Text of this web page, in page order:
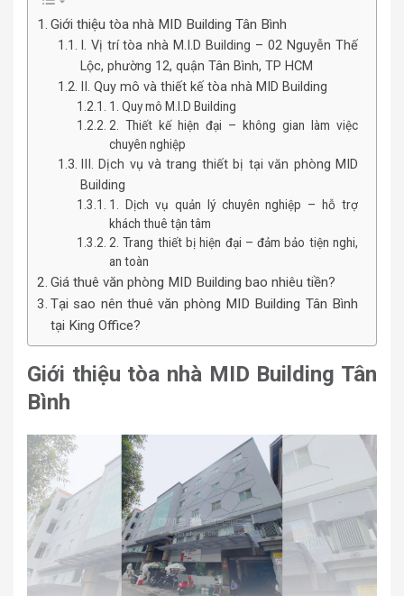
Giới thiệu tòa nhà MID Building Tân Bình
I. Vị trí tòa nhà M.I.D Building – 02 Nguyễn Thế
Lộc, phường 12, quận Tân Bình, TP HCM
II. Quy mô và thiết kế tòa nhà MID Building
1. Quy mô M.I.D Building
2. Thiết kế hiện đại – không gian làm việc
chuyên nghiệp
III. Dịch vụ và trang thiết bị tại văn phòng MID
Building
1. Dịch vụ quản lý chuyên nghiệp – hỗ trợ
khách thuê tận tâm
2. Trang thiết bị hiện đại – đảm bảo tiện nghi,
an toàn
Giá thuê văn phòng MID Building bao nhiêu tiền?
Tại sao nên thuê văn phòng MID Building Tân Bình
tại King Office?
Giới thiệu tòa nhà MID Building Tân
Bình